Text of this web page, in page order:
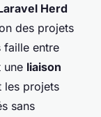
Herd
des projets
faille entre
une liaison
les projets
sans